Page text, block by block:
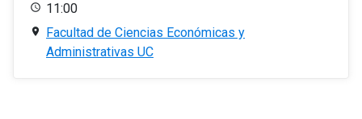
11:00
Facultad de Ciencias Económicas y
Administrativas UC